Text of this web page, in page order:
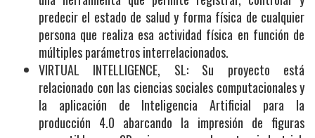
predecir el estado de salud y forma física de cualquier
persona que realiza esa actividad física en función de
múltiples parámetros interrelacionados.
VIRTUAL INTELLIGENCE, SL: Su proyecto está
relacionado con las ciencias sociales computacionales y
la aplicación de Inteligencia Artificial para la
producción 4.0 abarcando la impresión de figuras